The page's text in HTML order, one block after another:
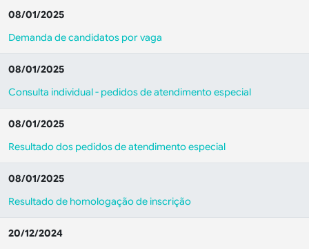
08/01/2025
Demanda de candidatos por vaga
08/01/2025
Consulta individual - pedidos de atendimento especial
08/01/2025
Resultado dos pedidos de atendimento especial
08/01/2025
Resultado de homologação de inscrição
20/12/2024